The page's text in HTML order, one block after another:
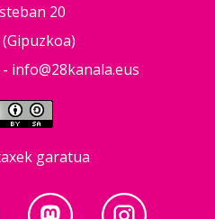
20
info@28kanala.eus
garatua